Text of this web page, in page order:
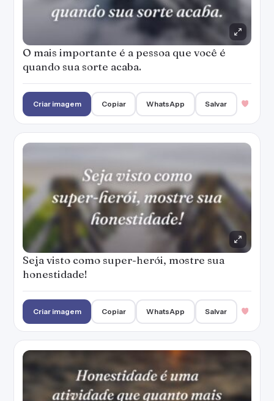
O mais importante é a pessoa que você é
quando sua sorte acaba.
Criar imagem Copiar WhatsApp Salvar
Seja visto como super-herói, mostre sua
honestidade!
Criar imagem Copiar WhatsApp Salvar